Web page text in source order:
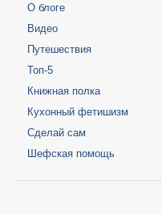
О блоге
Видео
Путешествия
Топ-5
Книжная полка
Кухонный фетишизм
Сделай сам
Шефская помощь